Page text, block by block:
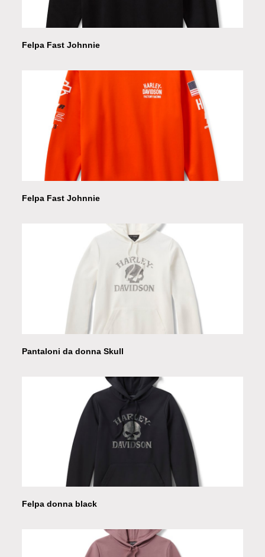
Felpa Fast Johnnie
Felpa Fast Johnnie
Pantaloni da donna Skull
Felpa donna black